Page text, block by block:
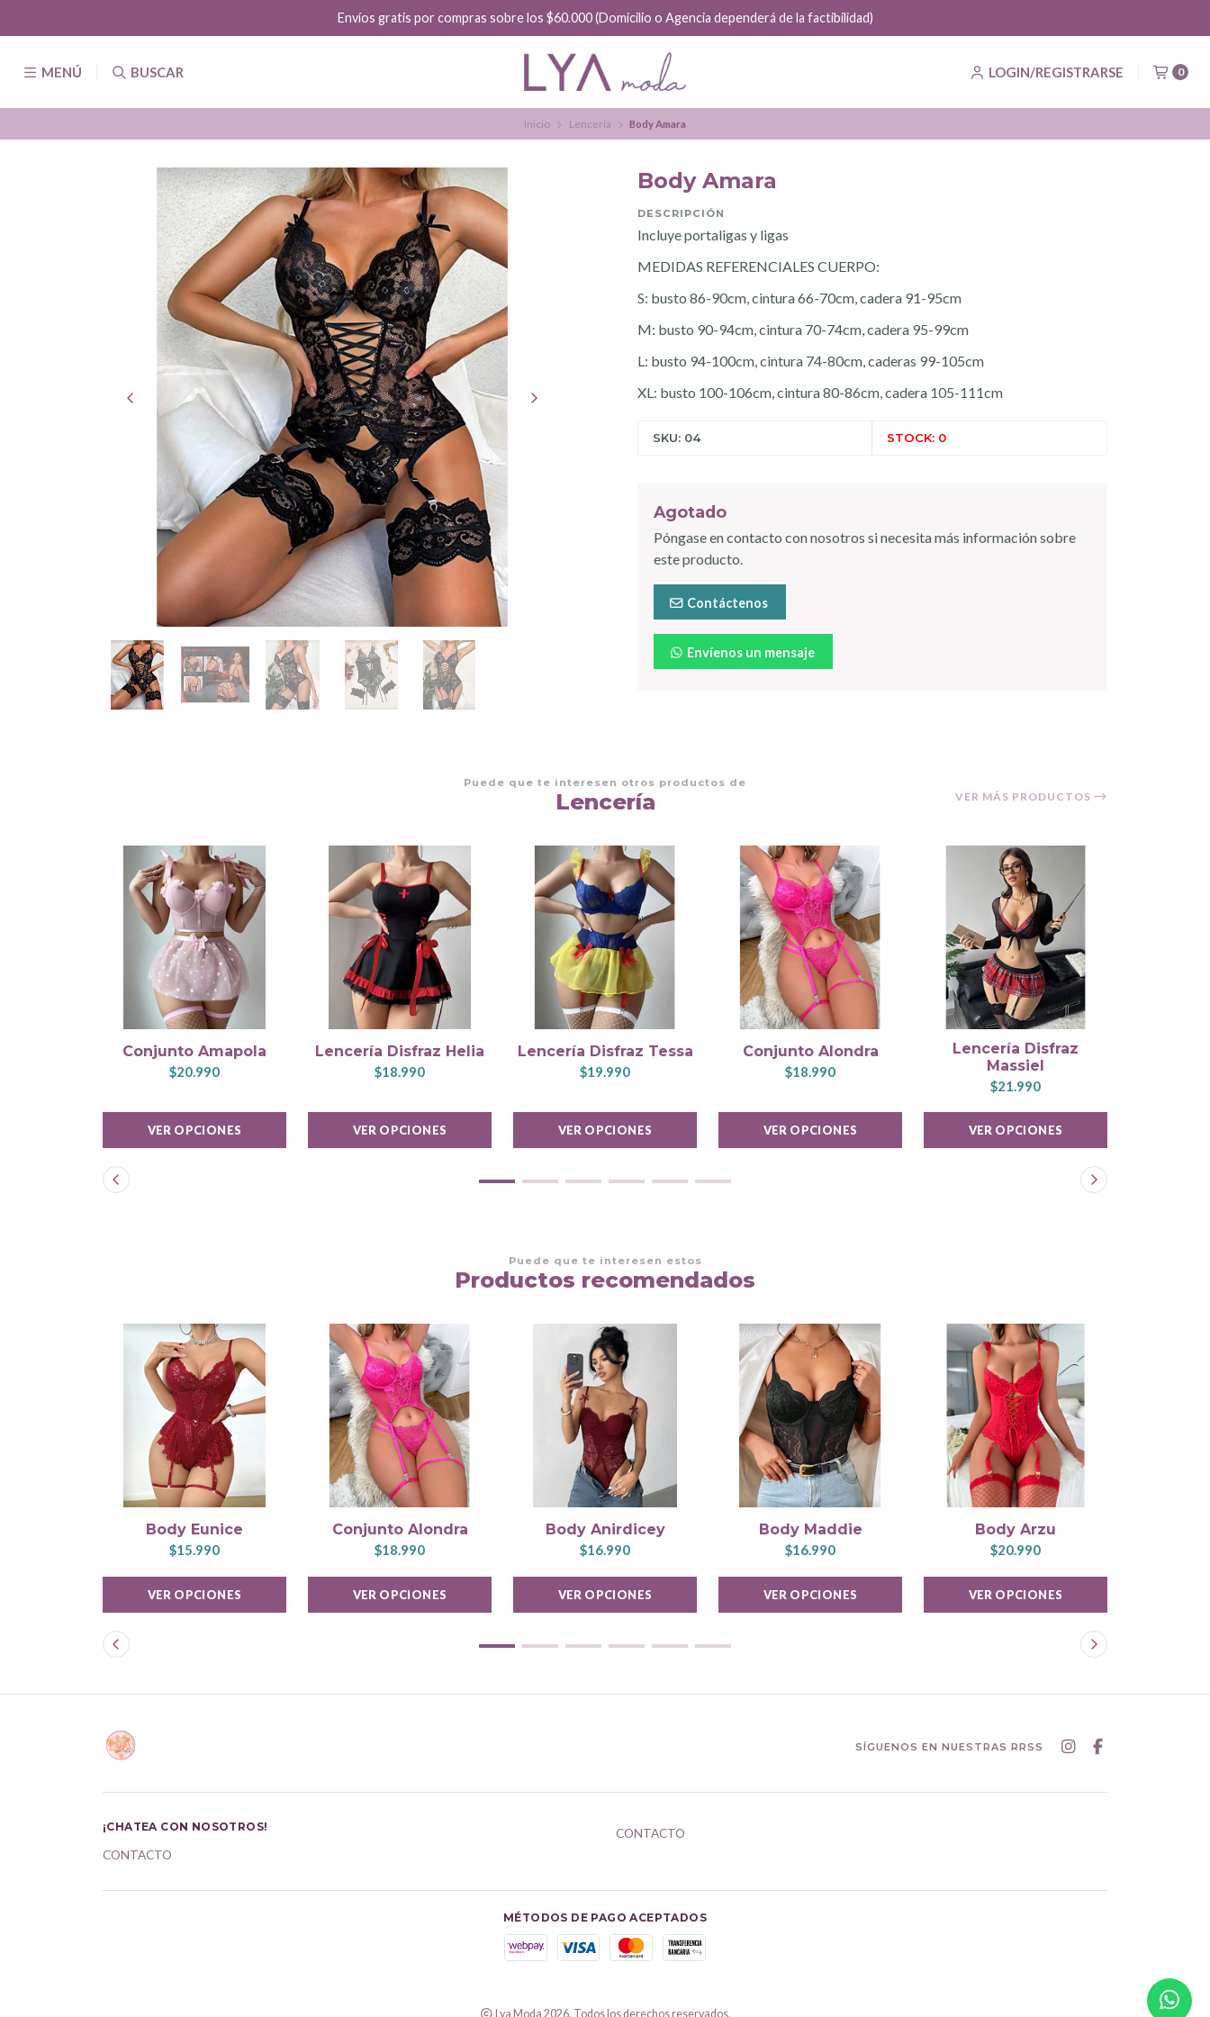
MENÚ BUSCAR LOGIN/REGISTRARSE 0
Envíos gratis por compras sobre los $60.000 (Domicilio o Agencia dependerá de la factibilidad)
Inicio Lencería Body Amara
Body Amara
DESCRIPCIÓN
Incluye portaligas y ligas
MEDIDAS REFERENCIALES CUERPO:
S: busto 86-90cm, cintura 66-70cm, cadera 91-95cm
M: busto 90-94cm, cintura 70-74cm, cadera 95-99cm
L: busto 94-100cm, cintura 74-80cm, caderas 99-105cm
XL: busto 100-106cm, cintura 80-86cm, cadera 105-111cm
SKU: 04 STOCK: 0
Agotado
Póngase en contacto con nosotros si necesita más información sobre
este producto.
Contáctenos
Envíenos un mensaje
Puede que te interesen otros productos de
Lencería VER MÁS PRODUCTOS
Conjunto Amapola
$20.990
VER OPCIONES
Lencería Disfraz Helia
$18.990
VER OPCIONES
Lencería Disfraz Tessa
$19.990
VER OPCIONES
Conjunto Alondra
$18.990
VER OPCIONES
Lencería Disfraz
Massiel
$21.990
VER OPCIONES
Puede que te interesen estos
Productos recomendados
Body Eunice
$15.990
VER OPCIONES
Conjunto Alondra
$18.990
VER OPCIONES
Body Anirdicey
$16.990
VER OPCIONES
Body Maddie
$16.990
VER OPCIONES
Body Arzu
$20.990
VER OPCIONES
SÍGUENOS EN NUESTRAS RRSS
¡CHATEA CON NOSOTROS!
CONTACTO
CONTACTO
MÉTODOS DE PAGO ACEPTADOS
Lya Moda 2026. Todos los derechos reservados.